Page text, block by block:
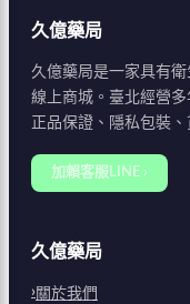
久億藥局
久億藥局是一家具有
線上商城。臺北經營
正品保證、隱私包裝
加賴客服LINE ›
久億藥局
關於我們